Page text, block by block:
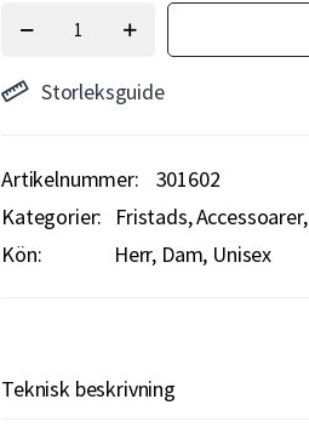
Storleksguide
Artikelnummer
301602
Kategorier:
Fristads Accessoarer
Kön:
Herr, Dam, Unisex
Teknisk beskrivning